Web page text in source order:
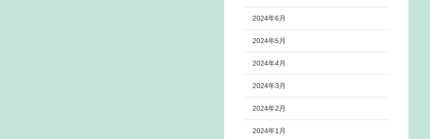
2024年6月
2024年5月
2024年4月
2024年3月
2024年2月
2024年1月